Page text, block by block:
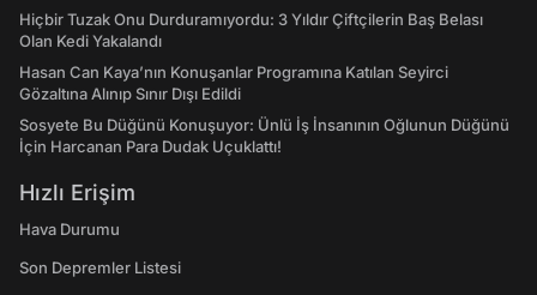
Hiçbir Tuzak Onu Durduramıyordu: 3 Yıldır Çiftçilerin Baş Belası
Olan Kedi Yakalandı
Hasan Can Kaya’nın Konuşanlar Programına Katılan Seyirci
Gözaltına Alınıp Sınır Dışı Edildi
Sosyete Bu Düğünü Konuşuyor: Ünlü İş İnsanının Oğlunun Düğünü
İçin Harcanan Para Dudak Uçuklattı!
Hızlı Erişim
Hava Durumu
Son Depremler Listesi